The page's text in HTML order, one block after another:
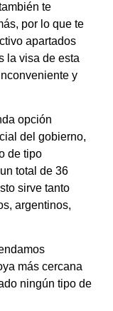
te
por lo que te
apartados
la visa de esta
y
opción
del gobierno,
de tipo
total de 36
sirve tanto
argentinos,
más cercana
ningún tipo de